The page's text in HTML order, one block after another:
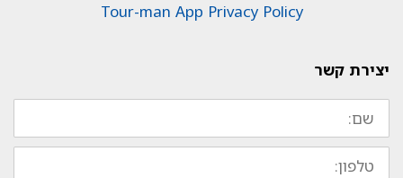
Tour-man App Privacy Policy
יצירת קשר
שם:
טלפון: